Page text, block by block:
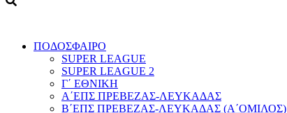
ΠΟΔΟΣΦΑΙΡΟ
SUPER LEAGUE
SUPER LEAGUE 2
Γ΄ ΕΘΝΙΚΗ
Α΄ΕΠΣ ΠΡΕΒΕΖΑΣ-ΛΕΥΚΑΔΑΣ
Β΄ΕΠΣ ΠΡΕΒΕΖΑΣ-ΛΕΥΚΑΔΑΣ (Α΄ΟΜΙΛΟΣ)